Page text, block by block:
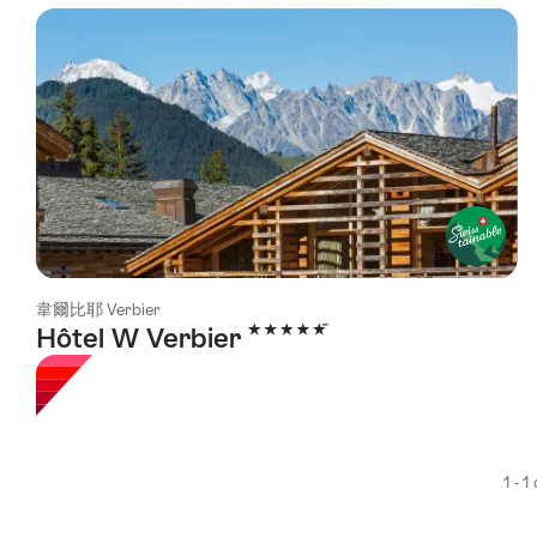
using
following
tags
韋爾比耶 Verbier
Hôtel W Verbier 5 Stars
1 - 1